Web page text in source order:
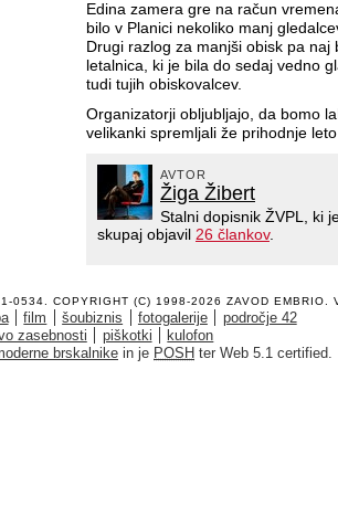
Edina zamera gre na račun
bilo v Planici nekoliko manj
Drugi razlog za manjši obisk pa naj
letalnica, ki je bila do sedaj vedno
tudi tujih obiskovalcev.
Organizatorji obljubljajo, da bomo
velikanki spremljali že prihodnje
AVTOR
Žiga Žibert
Stalni dopisnik ŽVPL, ki
skupaj objavil 26 člankov.
0534. COPYRIGHT (C) 1998-2026 ZAVOD EMBRIO .
film šoubiznis fotogalerije
področje 42
zasebnosti piškotki
kulofon
brskalnike in je POSH ter Web 5.1 certified.